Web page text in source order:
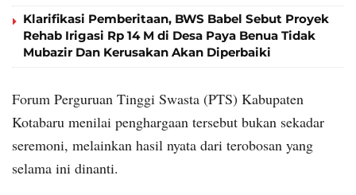
Klarifikasi Pemberitaan, BWS Babel Sebut Proyek
Rehab Irigasi Rp 14 M di Desa Paya Benua Tidak
Mubazir Dan Kerusakan Akan Diperbaiki
Forum Perguruan Tinggi Swasta (PTS) Kabupaten
Kotabaru menilai penghargaan tersebut bukan sekadar
seremoni, melainkan hasil nyata dari terobosan yang
selama ini dinanti.